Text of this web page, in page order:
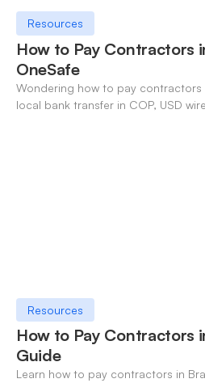
Resources
How to Pay Contractors
OneSafe
Wondering how to pay contractors
local bank transfer in COP, USD
Resources
How to Pay Contractors
Guide
Learn how to pay contractors in